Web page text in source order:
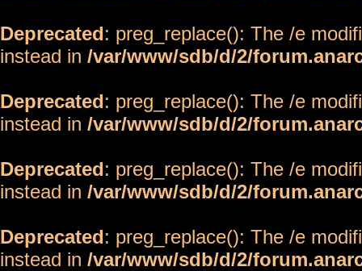
Deprecated: preg_replace(): The /e
instead in /var/www/sdb/d/2/
Deprecated: preg_replace(): The /e
instead in /var/www/sdb/d/2/
Deprecated: preg_replace(): The /e
instead in /var/www/sdb/d/2/
Deprecated: preg_replace(): The /e
instead in /var/www/sdb/d/2/